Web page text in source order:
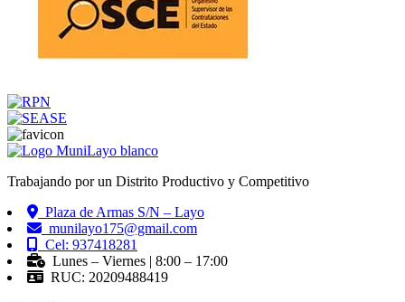
Trabajando por un Distrito Productivo y Competitivo
Plaza de Armas S/N – Layo
munilayo175@gmail.com
Cel: 937418281
Lunes – Viernes | 8:00 – 17:00
RUC: 20209488419